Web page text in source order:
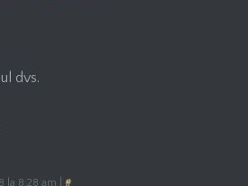
dvs.
la 8:28 am #